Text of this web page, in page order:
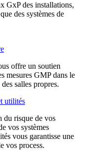
GxP des installations,
des systèmes de
offre un soutien
mesures GMP dans le
salles propres.
utilités
risque de vos
vos systèmes
vous garantisse une
vos process.